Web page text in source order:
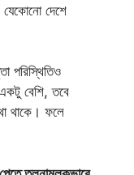
যেকোনো দেশে
পরিস্থিতিও
একটু বেশি, তবে
থাকে। ফলে